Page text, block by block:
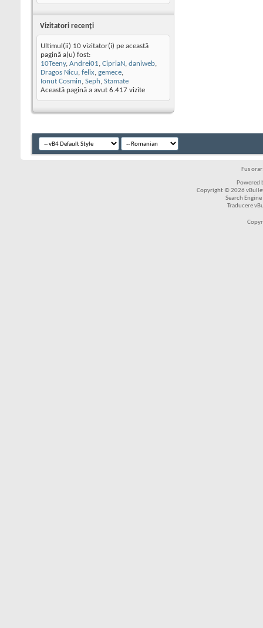
Vizitatori recenţi
Ultimul(ii) 10 vizitator(i) pe această
pagină a(u) fost:
10Teeny, Andrei01, CipriaN, daniweb,
Dragos Nicu, felix, gemece,
Ionut Cosmin, Seph, Stamate
Această pagină a avut 6.417 vizite
Fus
Powered
Copyright © 2026
Search
Traducere